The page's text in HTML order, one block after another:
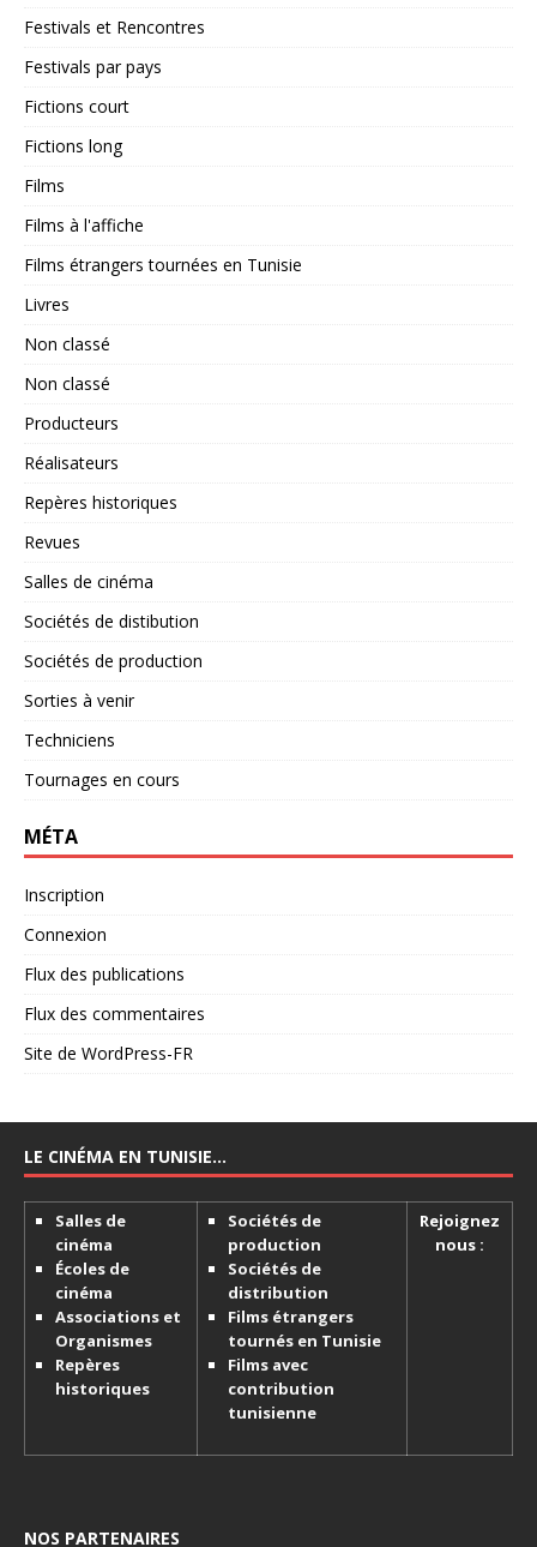
Festivals et Rencontres
Festivals par pays
Fictions court
Fictions long
Films
Films à l'affiche
Films étrangers tournées en Tunisie
Livres
Non classé
Non classé
Producteurs
Réalisateurs
Repères historiques
Revues
Salles de cinéma
Sociétés de distibution
Sociétés de production
Sorties à venir
Techniciens
Tournages en cours
MÉTA
Inscription
Connexion
Flux des publications
Flux des commentaires
Site de WordPress-FR
LE CINÉMA EN TUNISIE…
Salles de
cinéma
Écoles de
cinéma
Associations et
Organismes
Repères
historiques
Sociétés de
production
Sociétés de
distribution
Films étrangers
tournés en Tunisie
Films avec
contribution
tunisienne
Rejoignez
nous :
NOS PARTENAIRES